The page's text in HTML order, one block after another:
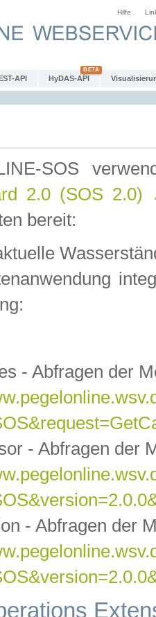
Hilfe
API HyDAS-API
SOS
2.0 (SOS 2.0)
bereit:
- Abfragen der
- Abfragen der
- Abfragen der